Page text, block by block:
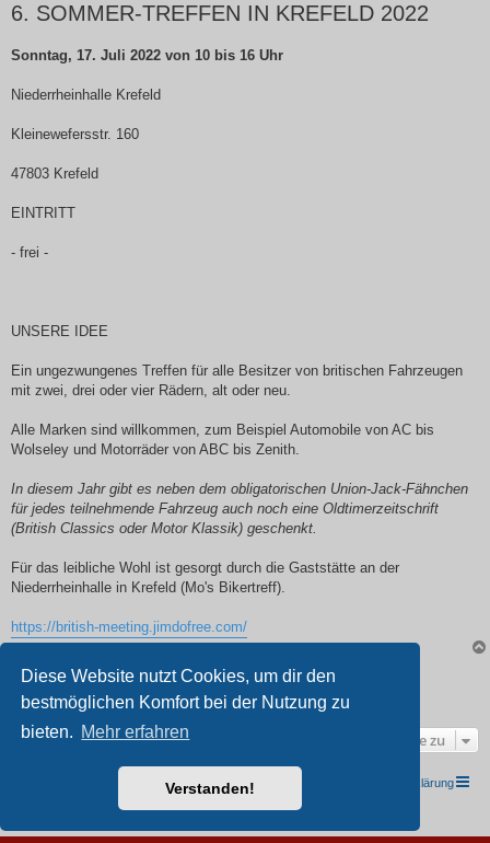
Diese Website nutzt Cookies, um dir den
bestmöglichen Komfort bei der Nutzung zu
bieten. Mehr erfahren
Verstanden!
6. SOMMER-TREFFEN IN KREFELD 2022
Sonntag, 17. Juli 2022 von 10 bis 16 Uhr
Niederrheinhalle Krefeld
Kleinewefersstr. 160
47803 Krefeld
EINTRITT
- frei -
UNSERE IDEE
Ein ungezwungenes Treffen für alle Besitzer von britischen Fahrzeugen
mit zwei, drei oder vier Rädern, alt oder neu.
Alle Marken sind willkommen, zum Beispiel Automobile von AC bis
Wolseley und Motorräder von ABC bis Zenith.
In diesem Jahr gibt es neben dem obligatorischen Union-Jack-Fähnchen
für jedes teilnehmende Fahrzeug auch noch eine Oldtimerzeitschrift
(British Classics oder Motor Klassik) geschenkt.
Für das leibliche Wohl ist gesorgt durch die Gaststätte an der
Niederrheinhalle in Krefeld (Mo's Bikertreff).
https://british-meeting.jimdofree.com/
Antworten
1 Beitrag •Seite1 von1
Gehe zu
TRIUMPH I.G. Südwest e.V. Foren-Übersicht Datenschutzerklärung
Powered byphpBB® Forum Software © phpBB Limited